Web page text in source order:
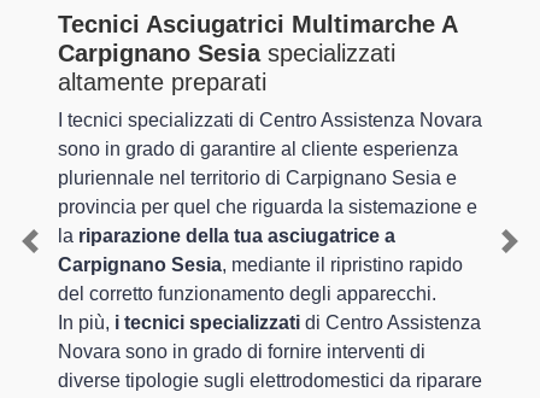
Tecnici Asciugatrici Multimarche A
Carpignano Sesiaspecializzati
altamente preparati
I tecnici specializzati di Centro Assistenza Novara
sono in grado di garantire al cliente esperienza
pluriennale nel territorio di Carpignano Sesia e
provincia per quel che riguarda la sistemazione e
la riparazione della tua asciugatrice a
Carpignano Sesia, mediante il ripristino rapido
del corretto funzionamento degli apparecchi.
In più, i tecnici specializzati di Centro Assistenza
Novara sono in grado di fornire interventi di
diverse tipologie sugli elettrodomestici da riparare
Previous